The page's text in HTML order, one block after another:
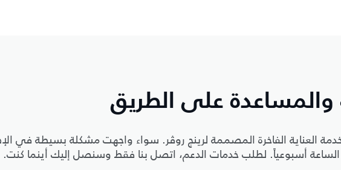
والمساعدة على الطريق
العناية الفاخرة المصممة لرينج روڤر. سواء واجهت مشكلة بسيطة في
أسبوعياً. لطلب خدمات الدعم، اتصل بنا فقط وسنصل إليك أينما كنت.